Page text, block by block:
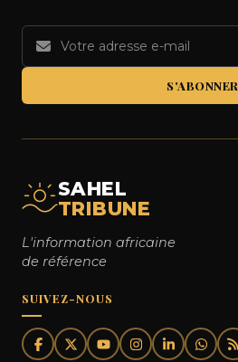
S'ABONNER
SAHEL
TRIBUNE
L'information africaine
de référence
SUIVEZ-NOUS